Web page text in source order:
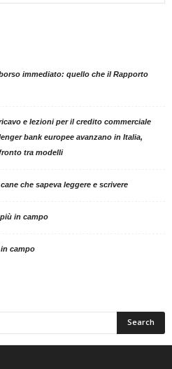
immediato: quello che il Rapporto
e lezioni per il credito commerciale
bank europee avanzano in Italia,
tra modelli
che sapeva leggere e scrivere
in campo
campo